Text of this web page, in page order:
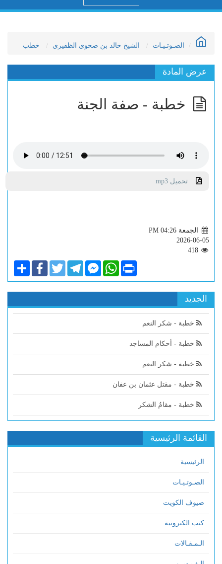
الصـوتـيـات الشيخ خالد بن ضحوي الظفيري خطب
عرض المادة
خطبة - صفة الجنة
تحميل mp3
الجمعة PM 04:26
2026-06-05
ShareFacebookTwitterTelegramFacebook
Messenger
WhatsApp Print
الجديد
خطبة - شكر النعم
خطبة - أحكام المساجد
خطبة - شكر النعم
خطبة - مقتل عثمان بن عفان
خطبة - مقامُ الشكر
القائمة الرئيسية
الرئيسية
الصـوتـيـات
ضيوف الكويت
كتب الكترونية
الـمـقـالات